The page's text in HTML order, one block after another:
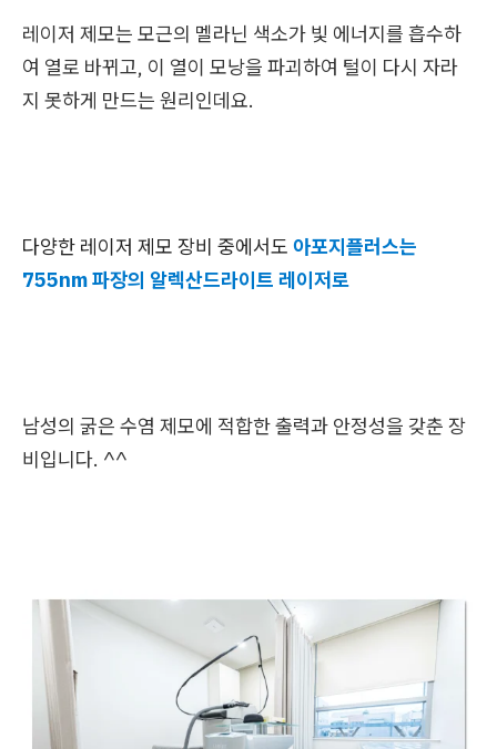
레이저 제모는 모근의 멜라닌 색소가 빛 에너지를 흡수하
여 열로 바뀌고, 이 열이 모낭을 파괴하여 털이 다시 자라
지 못하게 만드는 원리인데요.
다양한 레이저 제모 장비 중에서도 아포지플러스는
755nm 파장의 알렉산드라이트 레이저로
남성의 굵은 수염 제모에 적합한 출력과 안정성을 갖춘 장
비입니다. ^^